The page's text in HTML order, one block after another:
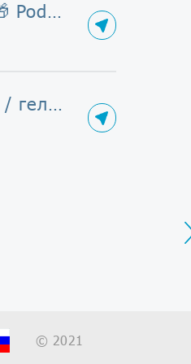
Marylane.studio 🎁 Podarki
yuka 💅 маникюр / гель-лак / наращивание
© 2021